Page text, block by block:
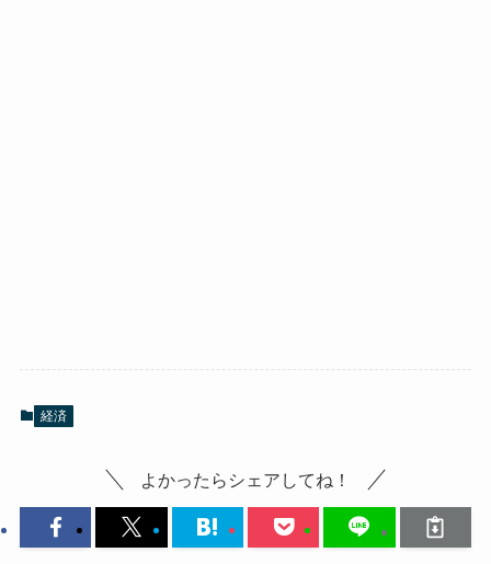
経済
よかったらシェアしてね！